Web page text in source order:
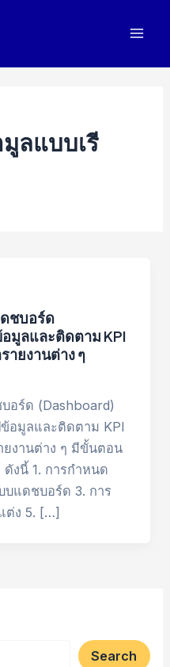
ลแบบเรี
ชบอร์ด
มูลและติดตาม KPI
ายงานต่าง ๆ
อร์ด (Dashboard)
อมูลและติดตาม KPI
ยงานต่าง ๆ มีขั้นตอน
งนี้ 1. การกำหนด
บแดชบอร์ด 3. การ
ต่ง 5. […]
Search